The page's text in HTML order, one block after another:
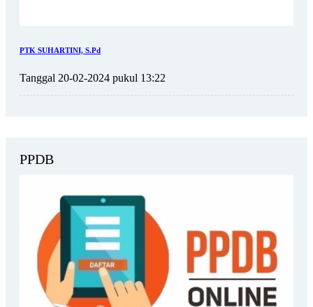
PTK SUHARTINI, S.Pd
Tanggal 20-02-2024 pukul 13:22
PPDB